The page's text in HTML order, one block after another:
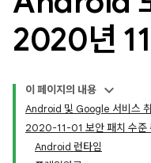
2020년
이 페이지의 내용
Android 및 Google 서비스
2020-11-01 보안 패치 수준
Android 런타임